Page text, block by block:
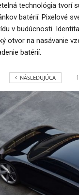
technológia tvorí
batérií. Pixelové
v budúcnosti.
otvor na nasávanie
batérií.
NÁSLEDUJÚCA 1